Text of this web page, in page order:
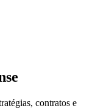
contratos e